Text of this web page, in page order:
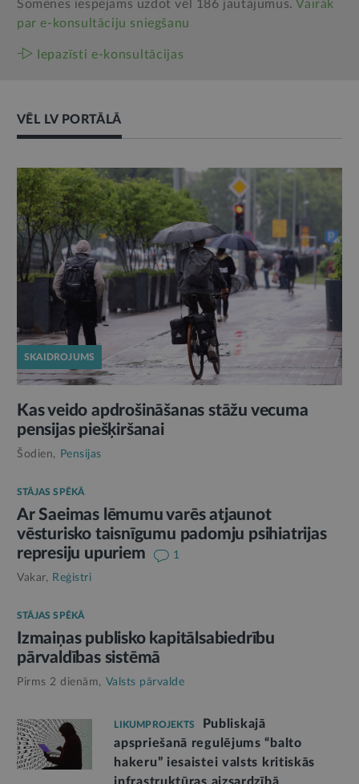
Šomēnes iespējams uzdot vēl 186 jautājumus. Vairāk
par e‑konsultāciju sniegšanu
Iepazīsti e-konsultācijas
VĒL LV PORTĀLĀ
SKAIDROJUMS
Kas veido apdrošināšanas stāžu vecuma
pensijas piešķiršanai
Šodien, Pensijas
STĀJAS SPĒKĀ
Ar Saeimas lēmumu varēs atjaunot
vēsturisko taisnīgumu padomju psihiatrijas
represiju upuriem
1
Vakar, Reģistri
STĀJAS SPĒKĀ
Izmaiņas publisko kapitālsabiedrību
pārvaldības sistēmā
Pirms 2 dienām, Valsts pārvalde
LIKUMPROJEKTS
Publiskajā
apspriešanā regulējums “balto
hakeru” iesaistei valsts kritiskās
infrastruktūras aizsardzībā